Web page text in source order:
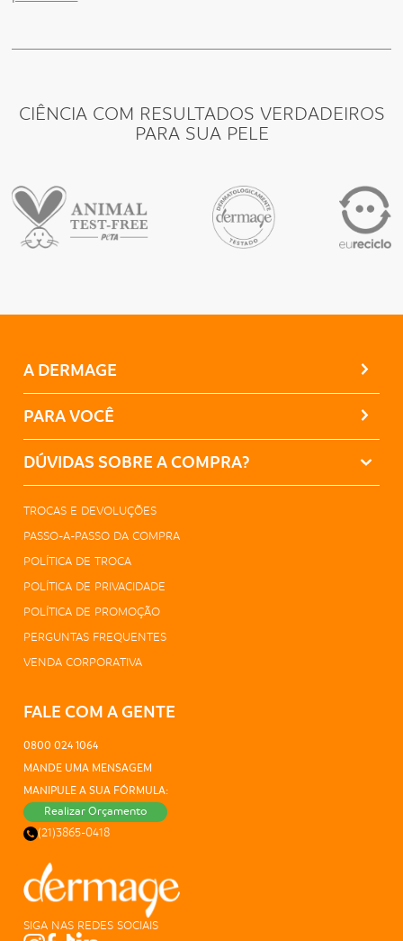
CIÊNCIA COM RESULTADOS VERDADEIROS
PARA SUA PELE
A DERMAGE
PARA VOCÊ
DÚVIDAS SOBRE A COMPRA?
TROCAS E DEVOLUÇÕES
PASSO-A-PASSO DA COMPRA
POLÍTICA DE TROCA
POLÍTICA DE PRIVACIDADE
POLÍTICA DE PROMOÇÃO
PERGUNTAS FREQUENTES
VENDA CORPORATIVA
FALE COM A GENTE
0800 024 1064
MANDE UMA MENSAGEM
MANIPULE A SUA FÓRMULA:
Realizar Orçamento
(21)3865-0418
SIGA NAS REDES SOCIAIS